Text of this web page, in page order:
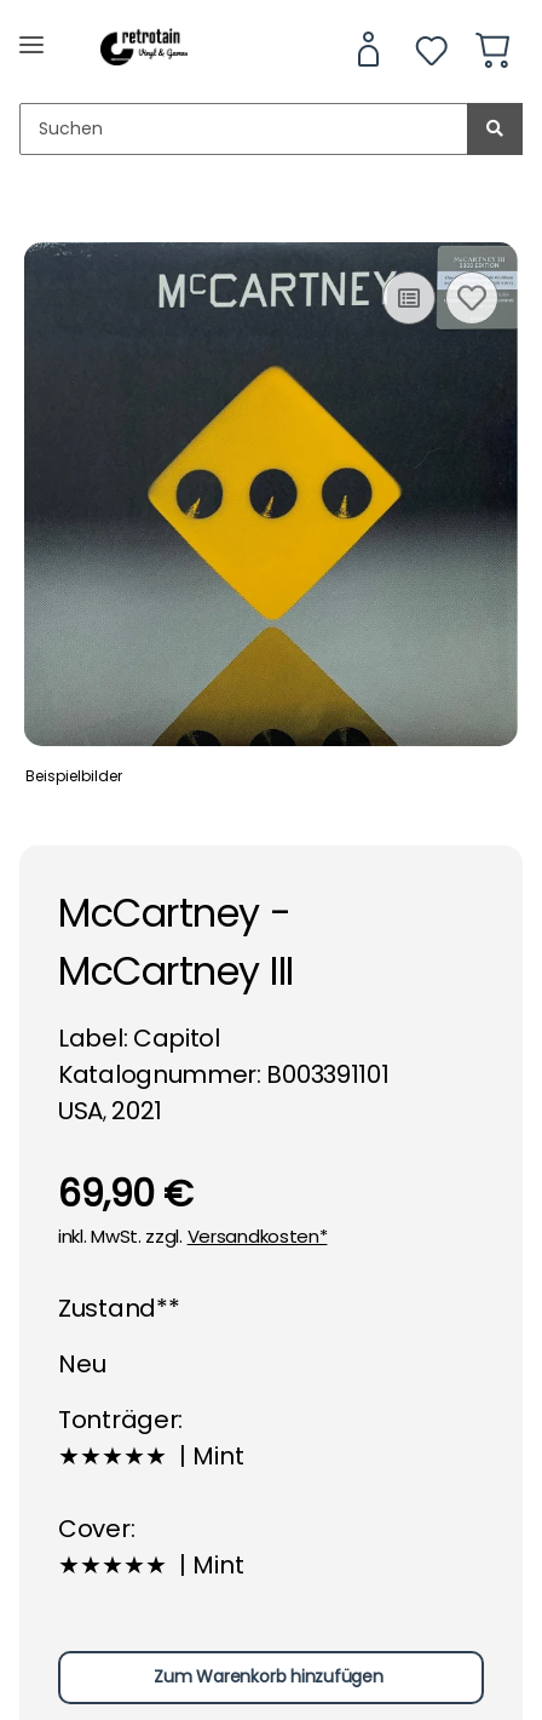
Beispielbilder
McCartney -
McCartney III
Label: Capitol
Katalognummer: B003391101
USA, 2021
69,90 €
inkl. MwSt. zzgl. Versandkosten*
Zustand**
Neu
Tonträger:
★★★★★ | Mint
Cover:
★★★★★ | Mint
Zum Warenkorb hinzufügen